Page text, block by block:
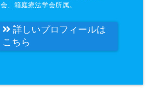
会、箱庭療法学会所属。
詳しいプロフィールは
こちら